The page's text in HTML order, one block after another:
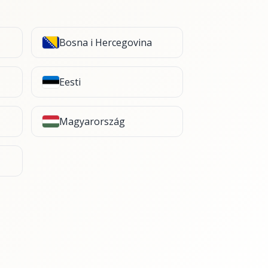
Bosna i Hercegovina
Eesti
Magyarország